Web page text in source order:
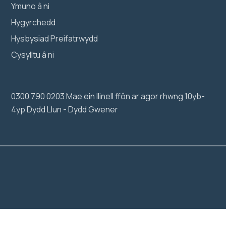
Ymuno â ni
Hygyrchedd
Hysbysiad Preifatrwydd
Cysylltu â ni
0300 790 0203 Mae ein llinell ffôn ar agor rhwng 10yb-
4yp Dydd Llun - Dydd Gwener